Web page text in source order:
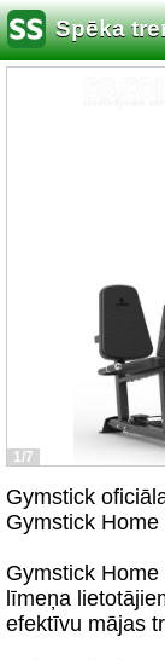
Spēka
1/7
Gymstick
Gymstick
Gymstick
līmeņa
efektīvu mājas